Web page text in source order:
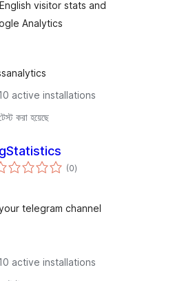
visitor stats and
Analytics
active installations
করা হয়েছে
(0total
ratings
)
telegram channel
active installations